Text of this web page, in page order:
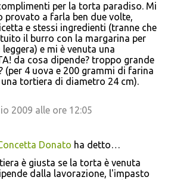
per la torta paradiso. Mi
provato a farla ben due volte,
e stessi ingredienti (tranne che
il burro con la margarina per
e mi è venuta una
da cosa dipende? troppo grande
(per 4 uova e 200 grammi di farina
tortiera di diametro 24 cm).
2009 alle ore 12:05
Donato ha detto…
è giusta se la torta è venuta
dalla lavorazione, l'impasto